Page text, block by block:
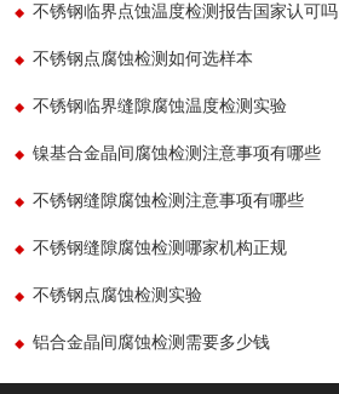
不锈钢临界点蚀温度检测报告国家认可吗
不锈钢点腐蚀检测如何选样本
不锈钢临界缝隙腐蚀温度检测实验
镍基合金晶间腐蚀检测注意事项有哪些
不锈钢缝隙腐蚀检测注意事项有哪些
不锈钢缝隙腐蚀检测哪家机构正规
不锈钢点腐蚀检测实验
铝合金晶间腐蚀检测需要多少钱